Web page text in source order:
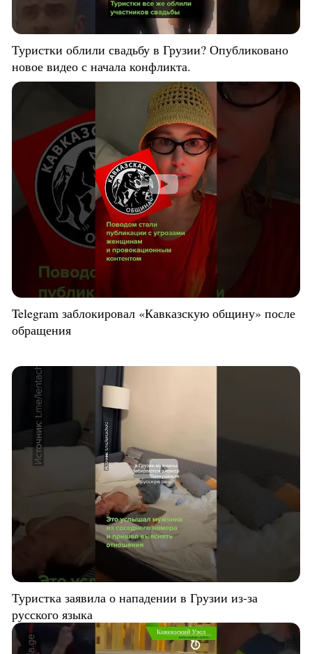
Туристки облили свадьбу в Грузии? Опубликовано
новое видео с начала конфликта.
Telegram заблокировал «Кавказскую общину» после
обращения
Туристка заявила о нападении в Грузии из-за
русского языка